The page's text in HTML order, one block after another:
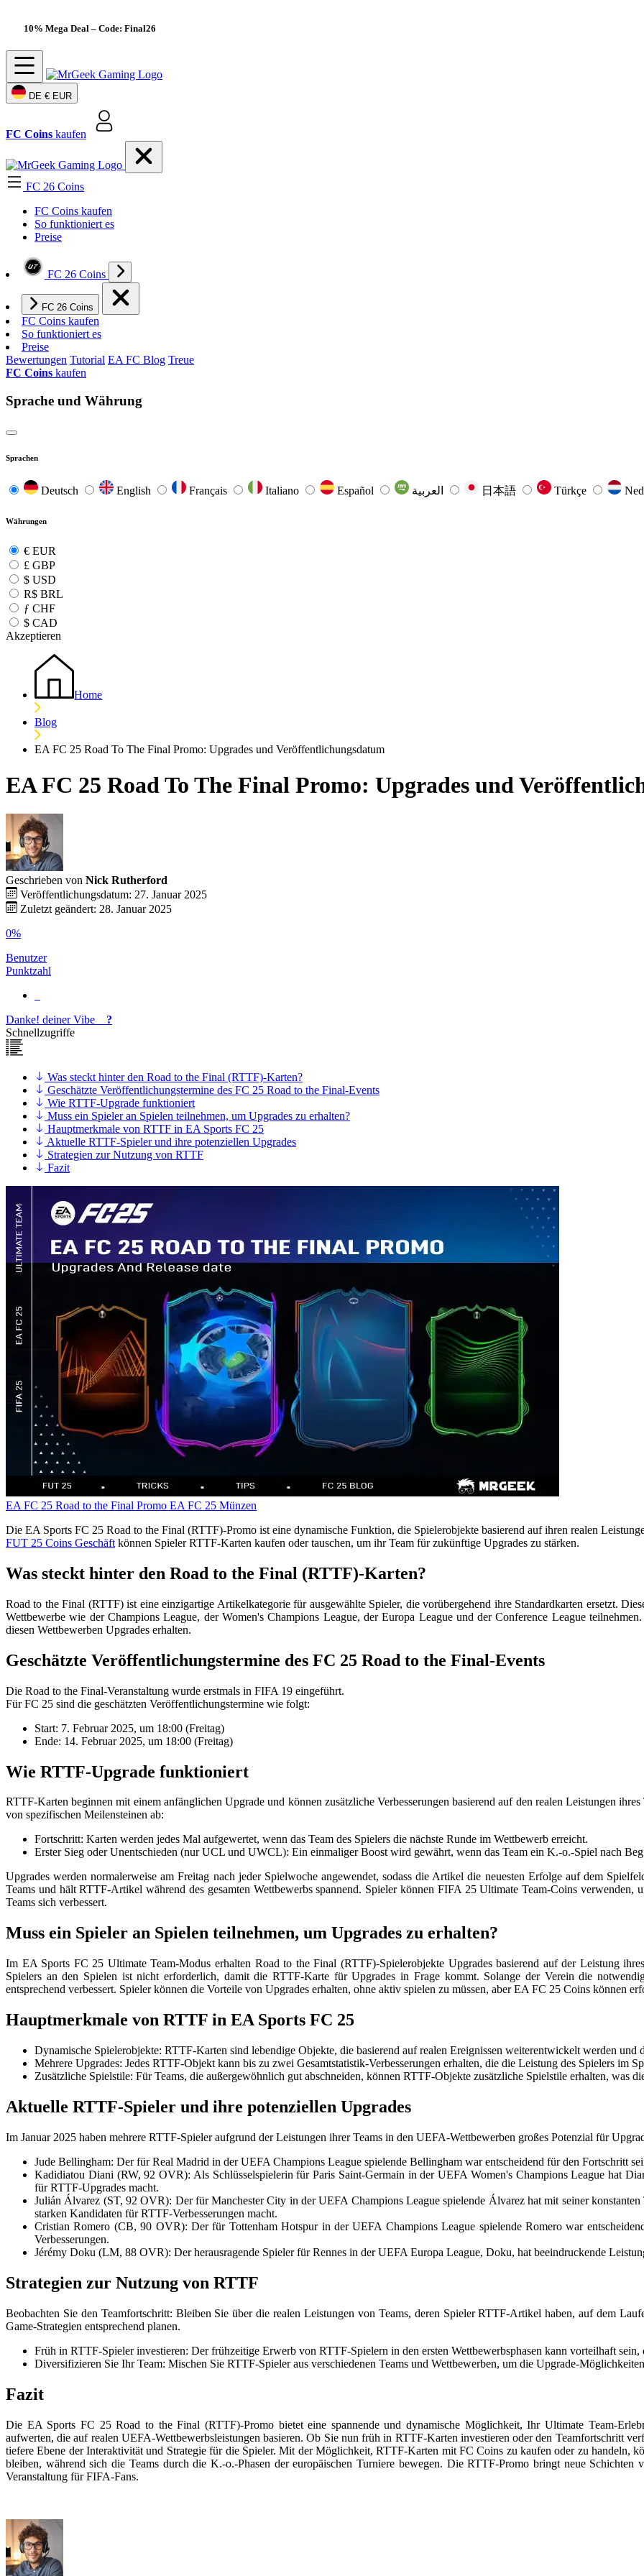
10% Mega Deal – Code: Final26
DE € EUR
FC Coins kaufen
FC 26 Coins
FC Coins kaufen
So funktioniert es
Preise
FC 26 Coins
FC 26 Coins
FC Coins kaufen
So funktioniert es
Preise
Bewertungen Tutorial EA FC Blog Treue
FC Coins kaufen
Sprache und Währung
Sprachen
Deutsch English Français Italiano Español 日本語 Türkçe
Währungen
€ EUR
£ GBP
$ USD
R$ BRL
ƒ CHF
$ CAD
Akzeptieren
Home
Blog
EA FC 25 Road To The Final Promo: Upgrades und Veröffentlichungsdatum
EA FC 25 Road To The Final Promo: Upgrades und
Geschrieben von Nick Rutherford
Veröffentlichungsdatum: 27. Januar 2025
Zuletzt geändert: 28. Januar 2025
0%
Benutzer
Punktzahl
Danke! deinerVibe
?
Schnellzugriffe
Was steckt hinter den Road to the Final (RTTF)-Karten?
Geschätzte Veröffentlichungstermine des FC 25 Road to the Final-Events
Wie RTTF-Upgrade funktioniert
Muss ein Spieler an Spielen teilnehmen, um Upgrades zu erhalten?
Hauptmerkmale von RTTF in EA Sports FC 25
Aktuelle RTTF-Spieler und ihre potenziellen Upgrades
Strategien zur Nutzung von RTTF
Fazit
EA FC 25 Road to the Final Promo EA FC 25 Münzen
Die EA Sports FC 25 Road to the Final (RTTF)-Promo ist eine dynamische Funktion, die Spielerobjekte basierend auf ihren realen
FUT 25 Coins Geschäft können Spieler RTTF-Karten kaufen oder tauschen, um ihr Team für zukünftige Upgrades zu stärken.
Was steckt hinter den Road to the Final (RTTF)-Karten?
Road to the Final (RTTF) ist eine einzigartige Artikelkategorie für ausgewählte Spieler, die vorübergehend ihre Standardkarten ersetzt.
Wettbewerbe wie der Champions League, der Women's Champions League, der Europa League und der Conference League
diesen Wettbewerben Upgrades erhalten.
Geschätzte Veröffentlichungstermine des FC 25 Road to the Final-Events
Die Road to the Final-Veranstaltung wurde erstmals in FIFA 19 eingeführt.
Für FC 25 sind die geschätzten Veröffentlichungstermine wie folgt:
Start: 7. Februar 2025, um 18:00 (Freitag)
Ende: 14. Februar 2025, um 18:00 (Freitag)
Wie RTTF-Upgrade funktioniert
RTTF-Karten beginnen mit einem anfänglichen Upgrade und können zusätzliche Verbesserungen basierend auf den realen Leistungen
von spezifischen Meilensteinen ab:
Fortschritt: Karten werden jedes Mal aufgewertet, wenn das Team des Spielers die nächste Runde im Wettbewerb erreicht.
Erster Sieg oder Unentschieden (nur UCL und UWCL): Ein einmaliger Boost wird gewährt, wenn das Team ein K.-o.-Spiel nach
Upgrades werden normalerweise am Freitag nach jeder Spielwoche angewendet, sodass die Artikel die neuesten Erfolge auf dem
Teams und hält RTTF-Artikel während des gesamten Wettbewerbs spannend. Spieler können FIFA 25 Ultimate Team-Coins
Teams sich verbessert.
Muss ein Spieler an Spielen teilnehmen, um Upgrades zu erhalten?
Im EA Sports FC 25 Ultimate Team-Modus erhalten Road to the Final (RTTF)-Spielerobjekte Upgrades basierend auf der Leistung
Spielers an den Spielen ist nicht erforderlich, damit die RTTF-Karte für Upgrades in Frage kommt. Solange der Verein die
entsprechend verbessert. Spieler können die Vorteile von Upgrades erhalten, ohne aktiv spielen zu müssen, aber EA FC 25 Coins können
Hauptmerkmale von RTTF in EA Sports FC 25
Dynamische Spielerobjekte: RTTF-Karten sind lebendige Objekte, die basierend auf realen Ereignissen weiterentwickelt werden und
Mehrere Upgrades: Jedes RTTF-Objekt kann bis zu zwei Gesamtstatistik-Verbesserungen erhalten, die die Leistung des Spielers im
Zusätzliche Spielstile: Für Teams, die außergewöhnlich gut abschneiden, können RTTF-Objekte zusätzliche Spielstile erhalten, was
Aktuelle RTTF-Spieler und ihre potenziellen Upgrades
Im Januar 2025 haben mehrere RTTF-Spieler aufgrund der Leistungen ihrer Teams in den UEFA-Wettbewerben großes Potenzial für
Jude Bellingham: Der für Real Madrid in der UEFA Champions League spielende Bellingham war entscheidend für den Fortschritt
Kadidiatou Diani (RW, 92 OVR): Als Schlüsselspielerin für Paris Saint-Germain in der UEFA Women's Champions League hat
für RTTF-Upgrades macht.
Julián Álvarez (ST, 92 OVR): Der für Manchester City in der UEFA Champions League spielende Álvarez hat mit seiner
starken Kandidaten für RTTF-Verbesserungen macht.
Cristian Romero (CB, 90 OVR): Der für Tottenham Hotspur in der UEFA Champions League spielende Romero war
Verbesserungen.
Jérémy Doku (LM, 88 OVR): Der herausragende Spieler für Rennes in der UEFA Europa League, Doku, hat beeindruckende
Strategien zur Nutzung von RTTF
Beobachten Sie den Teamfortschritt: Bleiben Sie über die realen Leistungen von Teams, deren Spieler RTTF-Artikel haben, auf dem
Game-Strategien entsprechend planen.
Früh in RTTF-Spieler investieren: Der frühzeitige Erwerb von RTTF-Spielern in den ersten Wettbewerbsphasen kann vorteilhaft
Diversifizieren Sie Ihr Team: Mischen Sie RTTF-Spieler aus verschiedenen Teams und Wettbewerben, um die Upgrade-
Fazit
Die EA Sports FC 25 Road to the Final (RTTF)-Promo bietet eine spannende und dynamische Möglichkeit, Ihr Ultimate Team-
aufwerten, die auf realen UEFA-Wettbewerbsleistungen basieren. Ob Sie nun früh in RTTF-Karten investieren oder den Teamfortschritt
tiefere Ebene der Interaktivität und Strategie für die Spieler. Mit der Möglichkeit, RTTF-Karten mit FC Coins zu kaufen oder zu handeln,
bleiben, während sich die Teams durch die K.-o.-Phasen der europäischen Turniere bewegen. Die RTTF-Promo bringt neue
Veranstaltung für FIFA-Fans.